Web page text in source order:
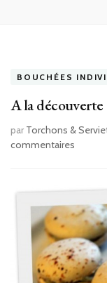
BOUCHÉES
A la
par Torchons &
commentaires
du
salé…